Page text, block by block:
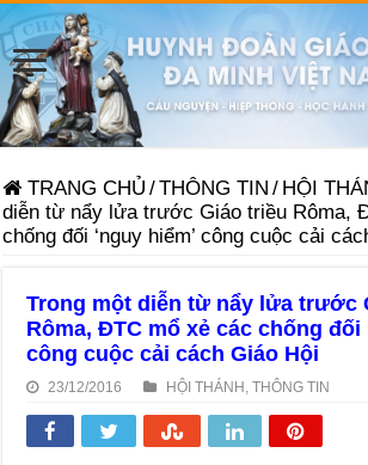
TRANG CHỦ /THÔNG TIN / HỘI
diễn từ nẩy lửa trước Giáo triều Rôma,
chống đối ‘nguy hiểm’ công cuộc cải
Trong một diễn từ nẩy lửa trước
Rôma, ĐTC mổ xẻ các chống đối
công cuộc cải cách Giáo Hội
23/12/2016 HỘI THÁNH ,THÔNG TIN